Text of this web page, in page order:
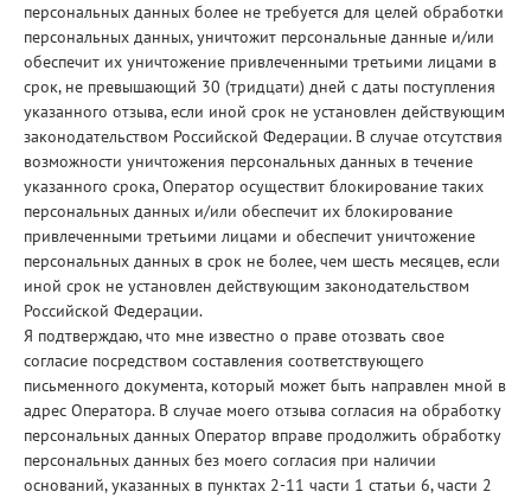
персональных данных более не требуется для целей обработки
персональных данных, уничтожит персональные данные и/или
обеспечит их уничтожение привлеченными третьими лицами в
срок, не превышающий 30 (тридцати) дней с даты поступления
указанного отзыва, если иной срок не установлен действующим
законодательством Российской Федерации. В случае отсутствия
возможности уничтожения персональных данных в течение
указанного срока, Оператор осуществит блокирование таких
персональных данных и/или обеспечит их блокирование
привлеченными третьими лицами и обеспечит уничтожение
персональных данных в срок не более, чем шесть месяцев, если
иной срок не установлен действующим законодательством
Российской Федерации.
Я подтверждаю, что мне известно о праве отозвать свое
согласие посредством составления соответствующего
письменного документа, который может быть направлен мной в
адрес Оператора. В случае моего отзыва согласия на обработку
персональных данных Оператор вправе продолжить обработку
персональных данных без моего согласия при наличии
оснований, указанных в пунктах 2-11 части 1 статьи 6, части 2